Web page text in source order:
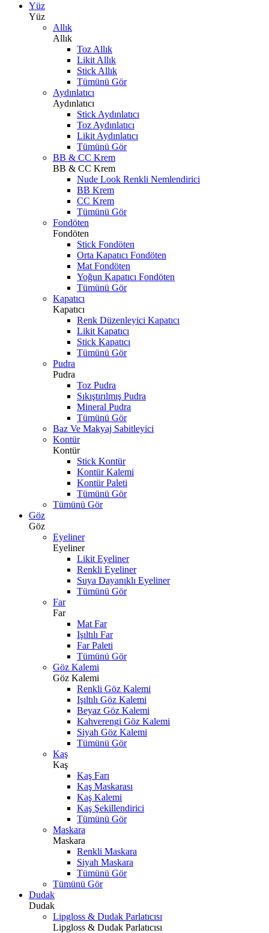
Yüz
Yüz
Allık
Allık
Toz Allık
Likit Allık
Stick Allık
Tümünü Gör
Aydınlatıcı
Aydınlatıcı
Stick Aydınlatıcı
Toz Aydınlatıcı
Likit Aydınlatıcı
Tümünü Gör
BB & CC Krem
BB & CC Krem
Nude Look Renkli Nemlendirici
BB Krem
CC Krem
Tümünü Gör
Fondöten
Fondöten
Stick Fondöten
Orta Kapatıcı Fondöten
Mat Fondöten
Yoğun Kapatıcı Fondöten
Tümünü Gör
Kapatıcı
Kapatıcı
Renk Düzenleyici Kapatıcı
Likit Kapatıcı
Stick Kapatıcı
Tümünü Gör
Pudra
Pudra
Toz Pudra
Sıkıştırılmış Pudra
Mineral Pudra
Tümünü Gör
Baz Ve Makyaj Sabitleyici
Kontür
Kontür
Stick Kontür
Kontür Kalemi
Kontür Paleti
Tümünü Gör
Tümünü Gör
Göz
Göz
Eyeliner
Eyeliner
Likit Eyeliner
Renkli Eyeliner
Suya Dayanıklı Eyeliner
Tümünü Gör
Far
Far
Mat Far
Işıltılı Far
Far Paleti
Tümünü Gör
Göz Kalemi
Göz Kalemi
Renkli Göz Kalemi
Işıltılı Göz Kalemi
Beyaz Göz Kalemi
Kahverengi Göz Kalemi
Siyah Göz Kalemi
Tümünü Gör
Kaş
Kaş
Kaş Farı
Kaş Maskarası
Kaş Kalemi
Kaş Şekillendirici
Tümünü Gör
Maskara
Maskara
Renkli Maskara
Siyah Maskara
Tümünü Gör
Tümünü Gör
Dudak
Dudak
Lipgloss & Dudak Parlatıcısı
Lipgloss & Dudak Parlatıcısı